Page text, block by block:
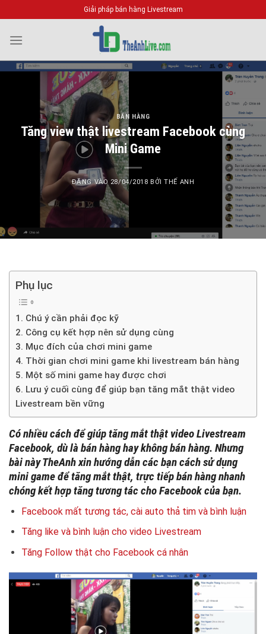
qua
nội
Giải pháp bán hàng Livestream
BÁN HÀNG
Tăng view thật livestream Facebook cùng
Mini Game
ĐĂNG VÀO 28/04/2018 BỞITHẾ ANH
Phụ lục
1. Chú ý cần phải đọc kỹ
2. Công cụ kết hợp nên sử dụng cùng
3. Mục đích của chơi mini game
4. Thời gian chơi mini game khi livestream bán hàng
5. Một số mini game hay được chơi
6. Lưu ý cuối cùng để giúp bạn tăng mắt thật video
Livestream bền vững
Có nhiều cách để giúp tăng mắt thật video Livestream
Facebook, dù là bán hàng hay không bán hàng. Nhưng
bài này TheAnh xin hướng dẫn các bạn cách sử dụng
mini game để tăng mắt thật, trực tiếp bán hàng nhanh
chóng kết hợp tăng tương tác cho Facebook của bạn.
Facebook mất tương tác, cài auto thả tim và bình luận
Tăng like và bình luận cho video Livestream
Tăng Follow thật cho Facebook cá nhân